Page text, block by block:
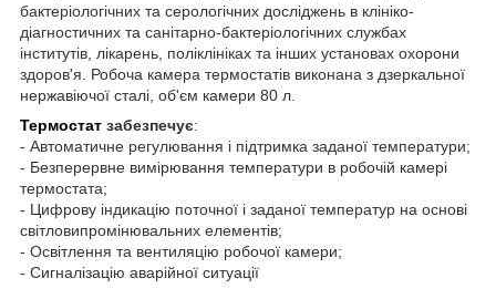
бактеріологічних та серологічних досліджень в клініко-
діагностичних та санітарно-бактеріологічних службах
інститутів, лікарень, поліклініках та інших установах охорони
здоров'я. Робоча камера термостатів виконана з дзеркальної
нержавіючої сталі, об'єм камери 80 л.
Термостат забезпечує:
- Автоматичне регулювання і підтримка заданої температури;
- Безперервне вимірювання температури в робочій камері
термостата;
- Цифрову індикацію поточної і заданої температур на основі
світловипромінювальних елементів;
- Освітлення та вентиляцію робочої камери;
- Сигналізацію аварійної ситуації